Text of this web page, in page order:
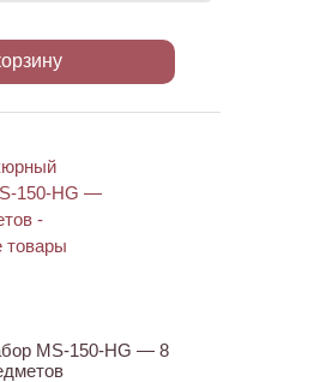
MS-150-HG — 8